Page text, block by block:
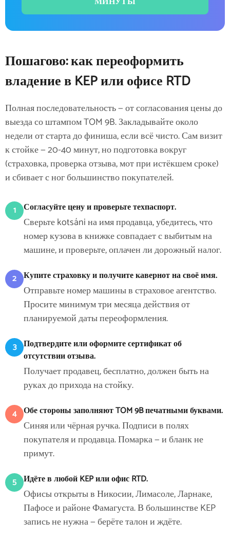
Пошагово: как переоформить
владение в KEP или офисе RTD
Полная последовательность — от согласования цены до
выезда со штампом TOM 9B. Закладывайте около
недели от старта до финиша, если всё чисто. Сам визит
к стойке — 20-40 минут, но подготовка вокруг
(страховка, проверка отзыва, мот при истёкшем сроке)
и сбивает с ног большинство покупателей.
1 Согласуйте цену и проверьте техпаспорт.
Сверьте kotsáni на имя продавца, убедитесь, что
номер кузова в книжке совпадает с выбитым на
машине, и проверьте, оплачен ли дорожный налог.
2 Купите страховку и получите кавернот на своё имя.
Отправьте номер машины в страховое агентство.
Просите минимум три месяца действия от
планируемой даты переоформления.
3 Подтвердите или оформите сертификат об
отсутствии отзыва.
Получает продавец, бесплатно, должен быть на
руках до прихода на стойку.
4 Обе стороны заполняют TOM 9B печатными буквами.
Синяя или чёрная ручка. Подписи в полях
покупателя и продавца. Помарка — и бланк не
примут.
5 Идёте в любой KEP или офис RTD.
Офисы открыты в Никосии, Лимасоле, Ларнаке,
Пафосе и районе Фамагуста. В большинстве KEP
запись не нужна — берёте талон и ждёте.